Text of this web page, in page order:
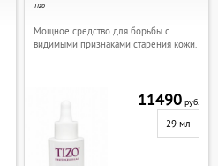
Tizo
Мощное средство для борьбы с
видимыми признаками старения кожи.
11490руб.
29 мл